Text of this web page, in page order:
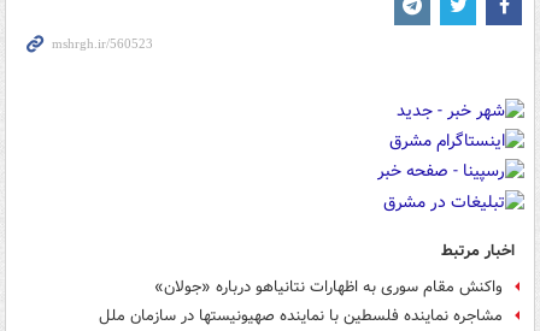
اخبار مرتبط
واکنش مقام سوری به اظهارات نتانیاهو درباره «جولان»
مشاجره نماینده فلسطین با نماینده صهیونیستها در سازمان ملل